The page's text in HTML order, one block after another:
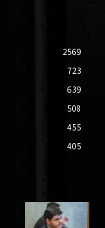
2569
723
639
508
455
405